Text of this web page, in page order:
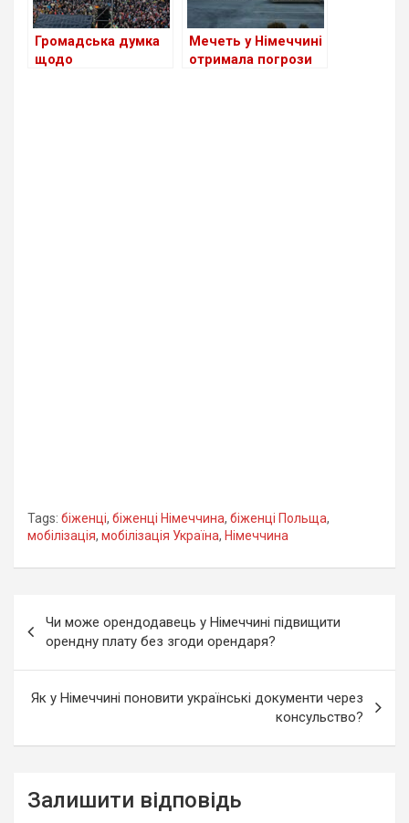
Громадська думка
щодо
Мечеть у Німеччині
отримала погрози
Tags: біженці, біженці Німеччина, біженці Польща,
мобілізація, мобілізація Україна, Німеччина
записів
Чи може орендодавець у Німеччині підвищити
орендну плату без згоди орендаря?
Як у Німеччині поновити українські документи через
консульство?
Залишити відповідь